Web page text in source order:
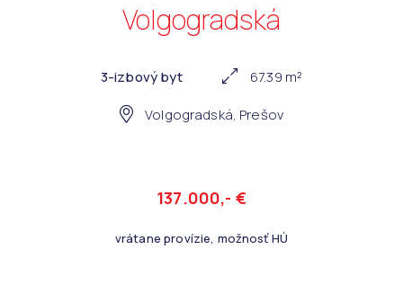
Volgogradská
3-izbový byt
67.39 m²
Volgogradská, Prešov
137.000,- €
vrátane provízie, možnosť HÚ